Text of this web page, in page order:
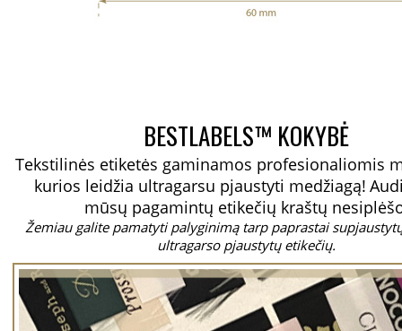
BESTLABELS™ KOKYBĖ
Tekstilinės etiketės gaminamos profesionaliomis
kurios leidžia ultragarsu pjaustyti medžiagą!
mūsų pagamintų etikečių kraštų
Žemiau galite pamatyti palyginimą tarp paprastai
ultragarso pjaustytų etikečių.